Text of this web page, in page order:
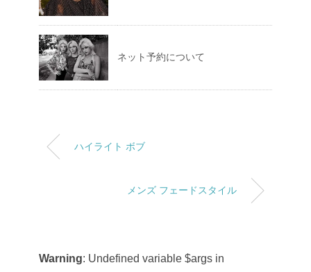
ネット予約について
ハイライト ボブ
メンズ フェードスタイル
Warning: Undefined variable $args in